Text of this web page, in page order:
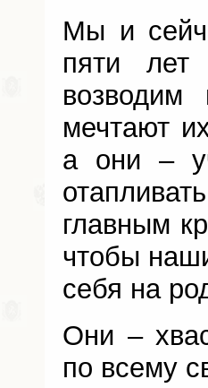
Мы и
пяти
мечтают
а они –
главным
чтобы
себя на
Они –
по всему